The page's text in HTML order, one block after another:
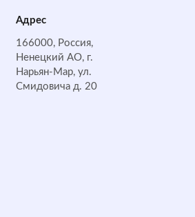
Адрес
166000, Россия,
Ненецкий АО, г.
Нарьян-Мар, ул.
Смидовича д. 20